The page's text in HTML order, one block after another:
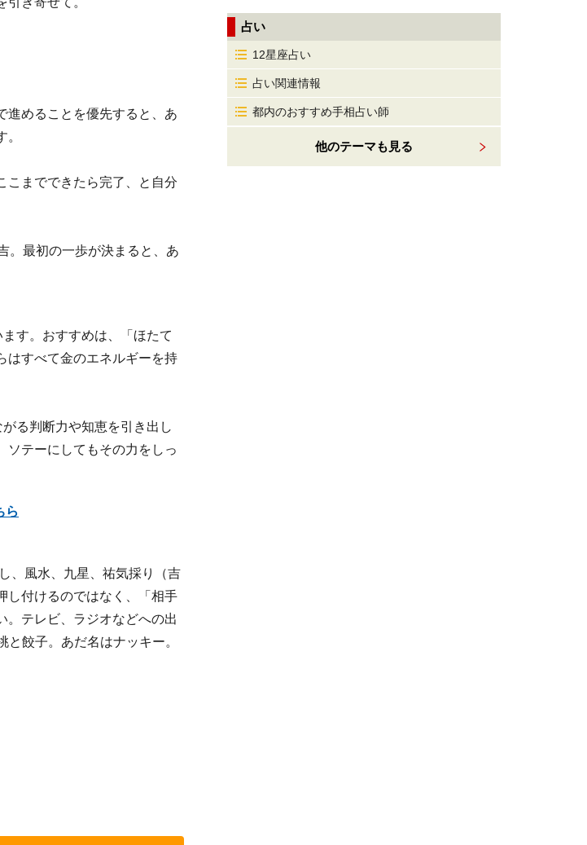
進めることを優先すると、あ
こまでできたら完了、と自分
。最初の一歩が決まると、あ
す。おすすめは、「ほたて
はすべて金のエネルギーを持
る判断力や知恵を引き出し
ソテーにしてもその力をしっ
ら
、風水、九星、祐気採り（吉
し付けるのではなく、「相手
。テレビ、ラジオなどへの出
餃子。あだ名はナッキー。
占い
12星座占い
占い関連情報
都内のおすすめ手相占い師
他のテーマも見る